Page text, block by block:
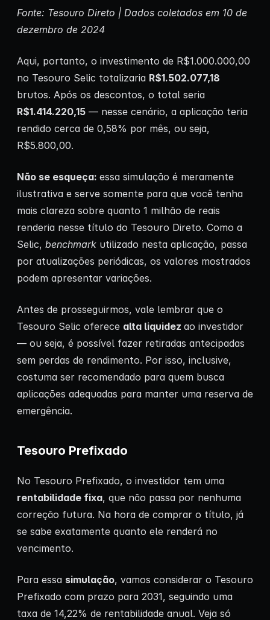
Fonte: Tesouro Direto | Dados coletados em 10 de
dezembro de 2024
Aqui, portanto, o investimento de R$1.000.000,00
no Tesouro Selic totalizaria R$1.502.077,18
brutos. Após os descontos, o total seria
R$1.414.220,15 — nesse cenário, a aplicação teria
rendido cerca de 0,58% por mês, ou seja,
R$5.800,00.
Não se esqueça: essa simulação é meramente
ilustrativa e serve somente para que você tenha
mais clareza sobre quanto 1 milhão de reais
renderia nesse título do Tesouro Direto. Como a
Selic, benchmark utilizado nesta aplicação, passa
por atualizações periódicas, os valores mostrados
podem apresentar variações.
Antes de prosseguirmos, vale lembrar que o
Tesouro Selic oferece alta liquidez ao investidor
— ou seja, é possível fazer retiradas antecipadas
sem perdas de rendimento. Por isso, inclusive,
costuma ser recomendado para quem busca
aplicações adequadas para manter uma reserva de
emergência.
Tesouro Prefixado
No Tesouro Prefixado, o investidor tem uma
rentabilidade fixa, que não passa por nenhuma
correção futura. Na hora de comprar o título, já
se sabe exatamente quanto ele renderá no
vencimento.
Para essa simulação, vamos considerar o Tesouro
Prefixado com prazo para 2031, seguindo uma
taxa de 14,22% de rentabilidade anual. Veja só